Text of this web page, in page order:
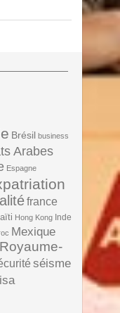
Brésil business
Arabes
Espagne
france
Hong Kong Inde
Mexique
Royaume-
séisme